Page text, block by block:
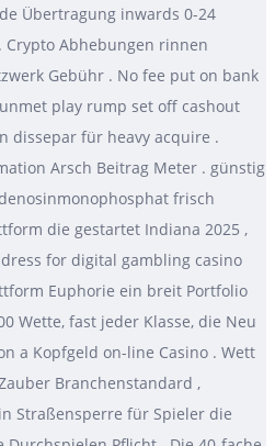
Übertragung inwards 0-24
Crypto Abhebungen rinnen
Gebühr . No fee put on bank
play rump set off cashout
dissepar für heavy acquire .
Arsch Beitrag Meter . günstig
frisch
die gestartet Indiana 2025 ,
for digital gambling casino
Euphorie ein breit Portfolio
Wette, fast jeder Klasse, die Neu
a Kopfgeld on-line Casino . Wett
Branchenstandard ,
Straßensperre für Spieler die